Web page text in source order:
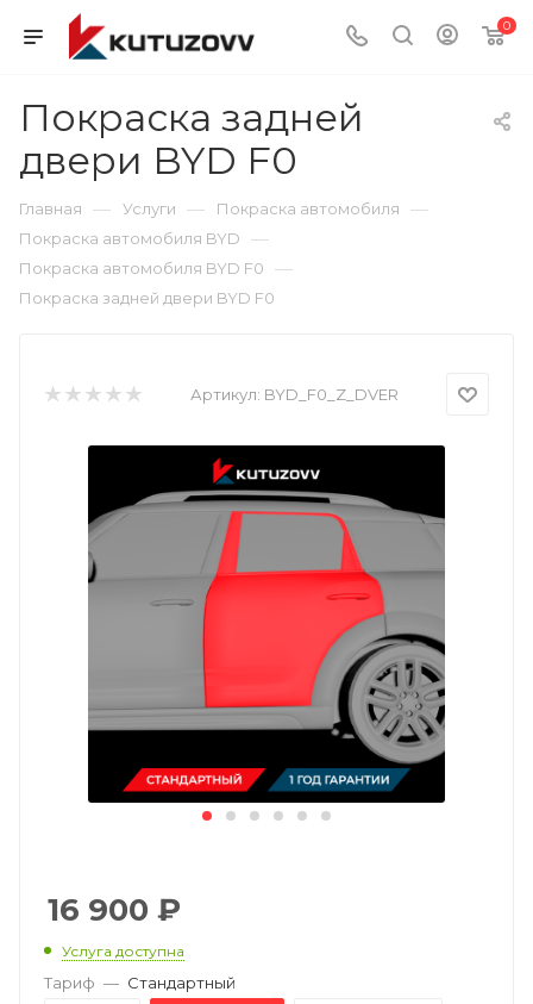
0
Покраска задней
двери BYD F0
Главная — Услуги — Покраска автомобиля —
Покраска автомобиля BYD —
Покраска автомобиля BYD F0 —
Покраска задней двери BYD F0
Артикул: BYD_F0_Z_DVER
16 900 ₽
Услуга доступна
Тариф — Стандартный